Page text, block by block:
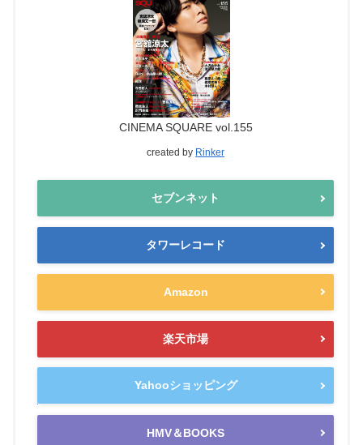
CINEMA SQUARE vol.155
created by Rinker
セブンネット
タワーレコード
Amazon
楽天市場
Yahooショッピング
HMV＆BOOKS